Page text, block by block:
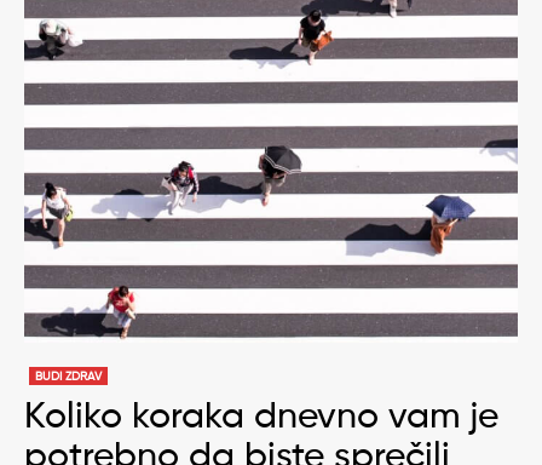
BUDI ZDRAV
Koliko koraka dnevno vam je